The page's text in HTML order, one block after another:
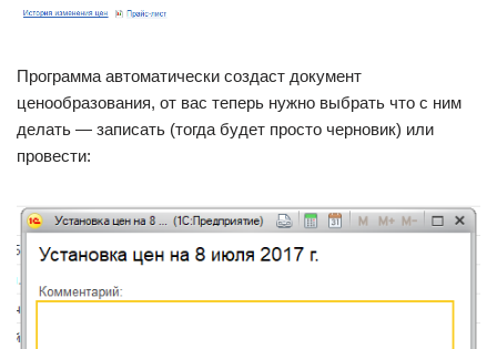
Программа автоматически создаст документ
ценообразования, от вас теперь нужно выбрать что с ним
делать — записать (тогда будет просто черновик) или
провести: